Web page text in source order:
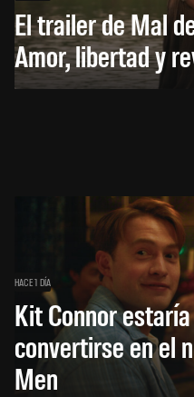
El trailer de Mal
Amor, libertad y
HACE 1 DÍA
Kit Connor
convertirse en el
Men